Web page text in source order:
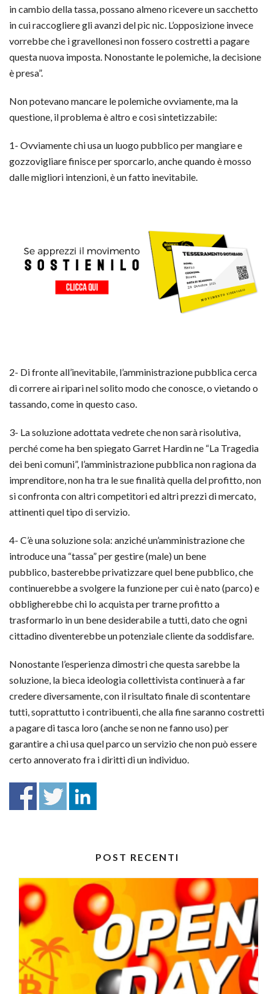
in cambio della tassa, possano almeno ricevere un sacchetto
in cui raccogliere gli avanzi del pic nic. L’opposizione invece
vorrebbe che i gravellonesi non fossero costretti a pagare
questa nuova imposta. Nonostante le polemiche, la decisione
è presa”.
Non potevano mancare le polemiche ovviamente, ma la
questione, il problema è altro e così sintetizzabile:
1- Ovviamente chi usa un luogo pubblico per mangiare e
gozzovigliare finisce per sporcarlo, anche quando è mosso
dalle migliori intenzioni, è un fatto inevitabile.
2- Di fronte all’inevitabile, l’amministrazione pubblica cerca
di correre ai ripari nel solito modo che conosce, o vietando o
tassando, come in questo caso.
3- La soluzione adottata vedrete che non sarà risolutiva,
perché come ha ben spiegato Garret Hardin ne “La Tragedia
dei beni comuni”, l’amministrazione pubblica non ragiona da
imprenditore, non ha tra le sue finalità quella del profitto, non
si confronta con altri competitori ed altri prezzi di mercato,
attinenti quel tipo di servizio.
4- C’è una soluzione sola: anziché un’amministrazione che
introduce una “tassa” per gestire (male) un bene
pubblico, basterebbe privatizzare quel bene pubblico, che
continuerebbe a svolgere la funzione per cui è nato (parco) e
obbligherebbe chi lo acquista per trarne profitto a
trasformarlo in un bene desiderabile a tutti, dato che ogni
cittadino diventerebbe un potenziale cliente da soddisfare.
Nonostante l’esperienza dimostri che questa sarebbe la
soluzione, la bieca ideologia collettivista continuerà a far
credere diversamente, con il risultato finale di scontentare
tutti, soprattutto i contribuenti, che alla fine saranno costretti
a pagare di tasca loro (anche se non ne fanno uso) per
garantire a chi usa quel parco un servizio che non può essere
certo annoverato fra i diritti di un individuo.
POST RECENTI